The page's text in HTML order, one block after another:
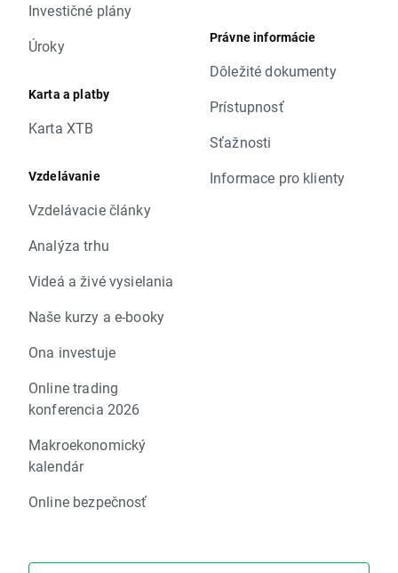
Investičné plány
Úroky
Karta a platby
Karta XTB
Vzdelávanie
Vzdelávacie články
Analýza trhu
Videá a živé vysielania
Naše kurzy a e-booky
Ona investuje
Online trading
konferencia 2026
Makroekonomický
kalendár
Online bezpečnosť
Právne informácie
Dôležité dokumenty
Prístupnosť
Sťažnosti
Informace pro klienty